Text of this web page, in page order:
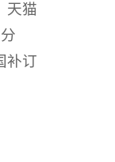
天猫
补订